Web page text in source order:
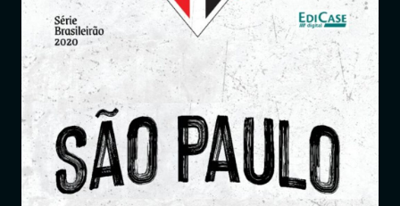
Revistas
Jornais
Notícias